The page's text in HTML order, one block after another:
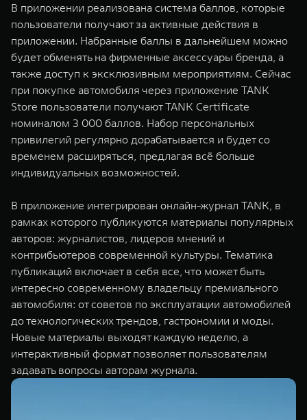
В приложении реализована система баллов, которые
пользователи получают за активные действия в
приложении. Набранные баллы в дальнейшем можно
будет обменять на фирменные аксессуары бренда, а
также доступ к эксклюзивным мероприятиям. Сейчас
при покупке автомобиля через приложение TANK
Store пользователи получают TANK Certificate
номиналом 3 000 баллов. Набор персональных
привилегий регулярно дорабатывается и будет со
временем расширяться, предлагая всё больше
индивидуальных возможностей.
В приложение интегрирован онлайн-журнал TANK, в
рамках которого публикуются материалы популярных
авторов: журналистов, лидеров мнений и
контрибьютеров современной культуры. Тематика
публикаций включает в себя все, что может быть
интересно современному владельцу премиального
автомобиля: от советов по эксплуатации автомобилей
до технологических трендов, гастрономии и моды.
Новые материалы выходят каждую неделю, а
интерактивный формат позволяет пользователям
задавать вопросы авторам журнала.